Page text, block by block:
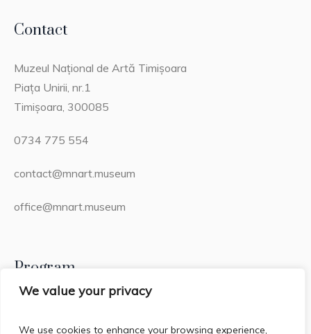
We value your privacy
We use cookies to enhance your browsing experience,
Contact
Muzeul Național de Artă Timișoara
Piața Unirii, nr.1
Timișoara, 300085
0734 775 554
contact@mnart.museum
office@mnart.museum
Program
intrare)